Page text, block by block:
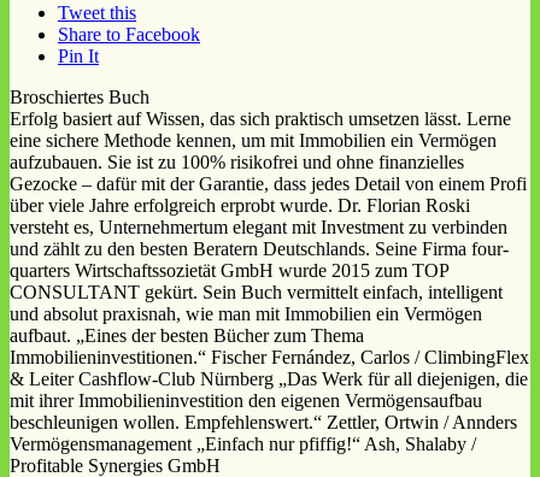
Tweet this
Share to Facebook
Pin It
Broschiertes Buch
Erfolg basiert auf Wissen, das sich praktisch umsetzen lässt. Lerne
eine sichere Methode kennen, um mit Immobilien ein Vermögen
aufzubauen. Sie ist zu 100% risikofrei und ohne finanzielles
Gezocke – dafür mit der Garantie, dass jedes Detail von einem Profi
über viele Jahre erfolgreich erprobt wurde. Dr. Florian Roski
versteht es, Unternehmertum elegant mit Investment zu verbinden
und zählt zu den besten Beratern Deutschlands. Seine Firma four-
quarters Wirtschaftssozietät GmbH wurde 2015 zum TOP
CONSULTANT gekürt. Sein Buch vermittelt einfach, intelligent
und absolut praxisnah, wie man mit Immobilien ein Vermögen
aufbaut. „Eines der besten Bücher zum Thema
Immobilieninvestitionen.“ Fischer Fernández, Carlos / ClimbingFlex
& Leiter Cashflow-Club Nürnberg „Das Werk für all diejenigen, die
mit ihrer Immobilieninvestition den eigenen Vermögensaufbau
beschleunigen wollen. Empfehlenswert.“ Zettler, Ortwin / Annders
Vermögensmanagement „Einfach nur pfiffig!“ Ash, Shalaby /
Profitable Synergies GmbH